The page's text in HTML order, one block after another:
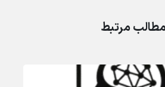
مرتبط